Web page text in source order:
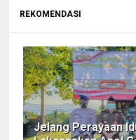
REKOMENDASI
Jelang Perayaan